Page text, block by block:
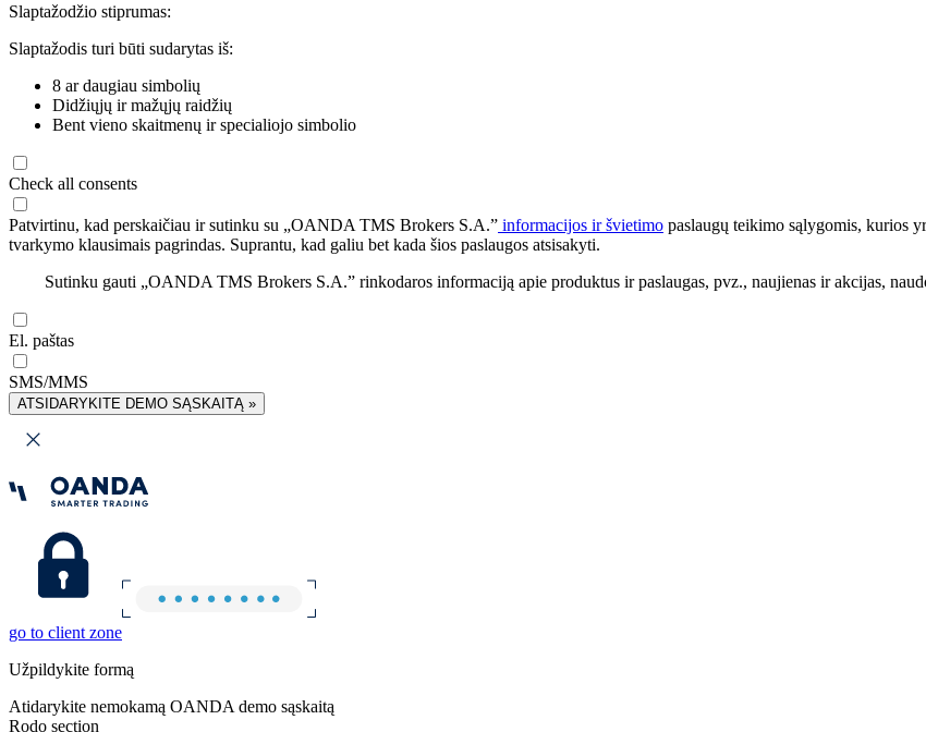
Slaptažodžio stiprumas:
Slaptažodis turi būti sudarytas iš:
8 ar daugiau simbolių
Didžiųjų ir mažųjų raidžių
Bent vieno skaitmenų ir specialiojo simbolio
Check all consents
Patvirtinu, kad perskaičiau ir sutinku su „OANDA TMS Brokers S.A.” informacijos ir švietimo paslaugų teikimo sąlygomis, kurios
tvarkymo klausimais pagrindas. Suprantu, kad galiu bet kada šios paslaugos atsisakyti.
Sutinku gauti „OANDA TMS Brokers S.A.” rinkodaros informaciją apie produktus ir paslaugas, pvz., naujienas ir akcijas,
El. paštas
SMS/MMS
ATSIDARYKITE DEMO SĄSKAITĄ »
go to client zone
Užpildykite formą
Atidarykite nemokamą OANDA demo sąskaitą
Rodo section